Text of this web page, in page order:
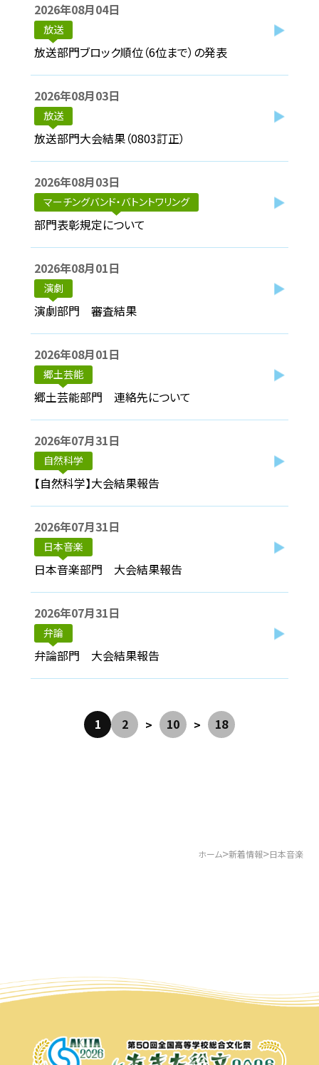
サイトマップ
ホーム>新着情報>日本音楽
2026年08月04日
放送
放送部門ブロック順位（6位まで）の発表
2026年08月03日
放送
放送部門大会結果（0803訂正）
2026年08月03日
マーチングバンド・バトントワリング
部門表彰規定について
2026年08月01日
演劇
演劇部門 審査結果
2026年08月01日
郷土芸能
郷土芸能部門 連絡先について
2026年07月31日
自然科学
【自然科学】大会結果報告
2026年07月31日
日本音楽
日本音楽部門 大会結果報告
2026年07月31日
弁論
弁論部門 大会結果報告
1 2 > 10 > 18